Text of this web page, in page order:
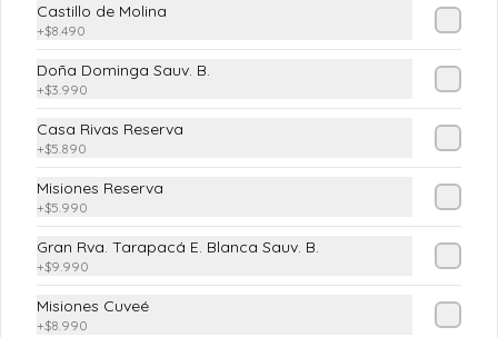
(Tomate, cebolla pluma y cilantro)
$4.190
Ensalada Mixta
(Lechuga costina o Escarola, Tomate,
Pimiento Verde, Cebolla Morada)
$5.890
Castillo de Molina
+$8.490
Doña Dominga Sauv. B.
+$3.990
Casa Rivas Reserva
+$5.890
Misiones Reserva
+$5.990
Gran Rva. Tarapacá E. Blanca Sauv. B.
+$9.990
Misiones Cuveé
+$8.990